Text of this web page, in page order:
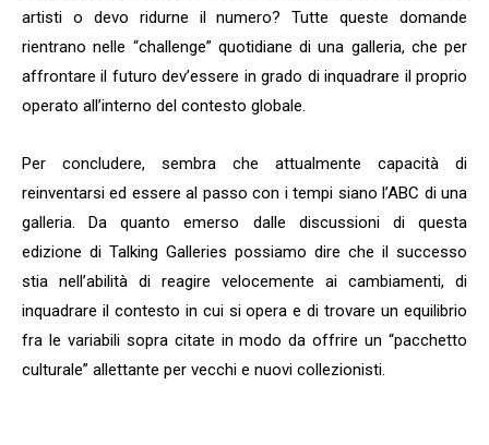
artisti o devo ridurne il numero? Tutte queste domande
rientrano nelle “challenge” quotidiane di una galleria, che per
affrontare il futuro dev’essere in grado di inquadrare il proprio
operato all’interno del contesto globale.
Per concludere, sembra che attualmente capacità di
reinventarsi ed essere al passo con i tempi siano l’ABC di una
galleria. Da quanto emerso dalle discussioni di questa
edizione di Talking Galleries possiamo dire che il successo
stia nell’abilità di reagire velocemente ai cambiamenti, di
inquadrare il contesto in cui si opera e di trovare un equilibrio
fra le variabili sopra citate in modo da offrire un “pacchetto
culturale” allettante per vecchi e nuovi collezionisti.